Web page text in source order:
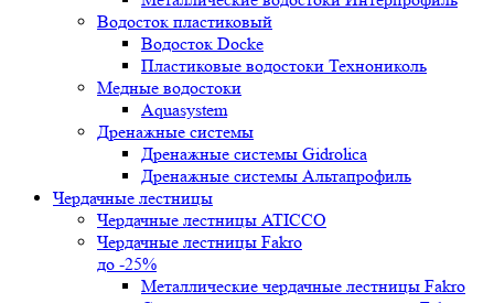
Водосток пластиковый
Водосток Docke
Пластиковые водостоки Технониколь
Медные водостоки
Aquasystem
Дренажные системы
Дренажные системы Gidrolica
Дренажные системы Альтапрофиль
Чердачные лестницы
Чердачные лестницы ATICCO
Чердачные лестницы Fakro
до -25%
Металлические чердачные лестницы Fakro